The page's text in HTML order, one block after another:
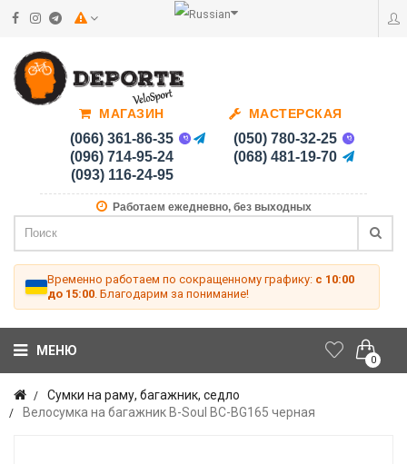
МАГАЗИН
(066) 361-86-35
(096) 714-95-24
(093) 116-24-95
МАСТЕРСКАЯ
(050) 780-32-25
(068) 481-19-70
Работаем ежедневно, без выходных
Временно работаем по сокращенному графику: с 10:00
до 15:00 . Благодарим за понимание!
0
МЕНЮ
Сумки на раму, багажник, седло
Велосумка на багажник B-Soul BC-BG165 черная